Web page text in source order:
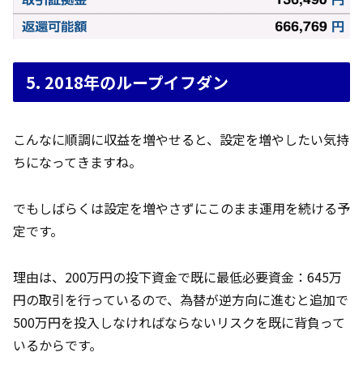
5. 2018年のループイフダン
こんなに順調に収益を増やせると、設定を増やしたい気持
ちになってきますね。
でもしばらくは設定を増やさずにこのまま運用を続ける予
定です。
理由は、200万円の投下資金で既に最低必要資金：645万
円の取引を行っているので、為替が逆方向に進むと追加で
500万円を投入しなければならないリスクを既に背負って
いるからです。